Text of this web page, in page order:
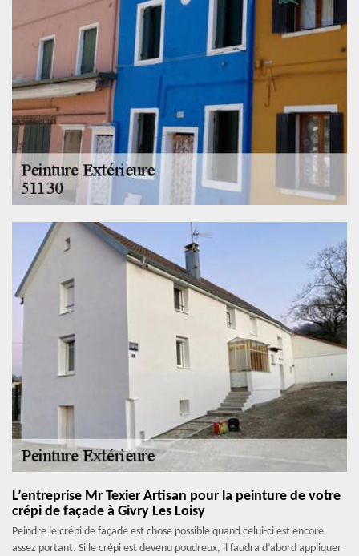
L’entreprise Mr Texier Artisan pour la peinture de votre
crépi de façade à Givry Les Loisy
Peindre le crépi de façade est chose possible quand celui-ci est encore
assez portant. Si le crépi est devenu poudreux, il faudra d’abord appliquer